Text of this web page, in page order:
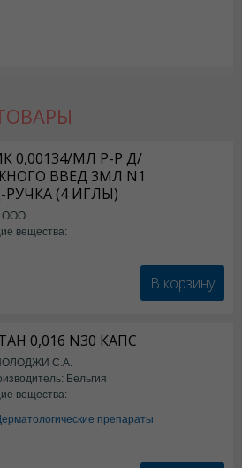
0,00134/МЛ Р-Р Д/
ВВЕД 3МЛ N1
(4 ИГЛЫ)
ООО
вещества:
В корзину
0,016 N30 КАПС
С.А.
Бельгия
вещества:
препараты